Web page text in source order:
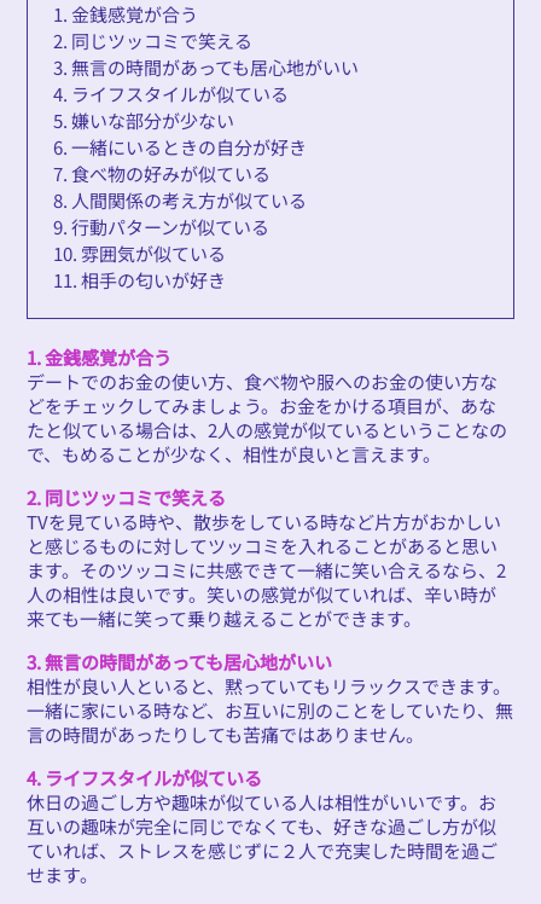
1. 金銭感覚が合う
2. 同じツッコミで笑える
3. 無言の時間があっても居心地がいい
4. ライフスタイルが似ている
5. 嫌いな部分が少ない
6. 一緒にいるときの自分が好き
7. 食べ物の好みが似ている
8. 人間関係の考え方が似ている
9. 行動パターンが似ている
10. 雰囲気が似ている
11. 相手の匂いが好き
1. 金銭感覚が合う
デートでのお金の使い方、食べ物や服へのお金の使い方な
どをチェックしてみましょう。お金をかける項目が、あな
たと似ている場合は、2人の感覚が似ているということなの
で、もめることが少なく、相性が良いと言えます。
2. 同じツッコミで笑える
TVを見ている時や、散歩をしている時など片方がおかしい
と感じるものに対してツッコミを入れることがあると思い
ます。そのツッコミに共感できて一緒に笑い合えるなら、2
人の相性は良いです。笑いの感覚が似ていれば、辛い時が
来ても一緒に笑って乗り越えることができます。
3. 無言の時間があっても居心地がいい
相性が良い人といると、黙っていてもリラックスできます。
一緒に家にいる時など、お互いに別のことをしていたり、無
言の時間があったりしても苦痛ではありません。
4. ライフスタイルが似ている
休日の過ごし方や趣味が似ている人は相性がいいです。お
互いの趣味が完全に同じでなくても、好きな過ごし方が似
ていれば、ストレスを感じずに２人で充実した時間を過ご
せます。